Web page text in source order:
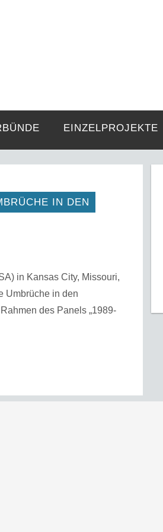
EINZELPROJEKTE
IN DEN
in Kansas City, Missouri,
Umbrüche in den
des Panels „1989-